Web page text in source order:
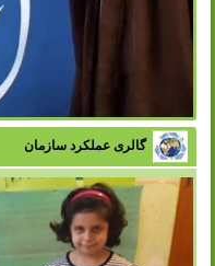
گالری عملکرد سازمان